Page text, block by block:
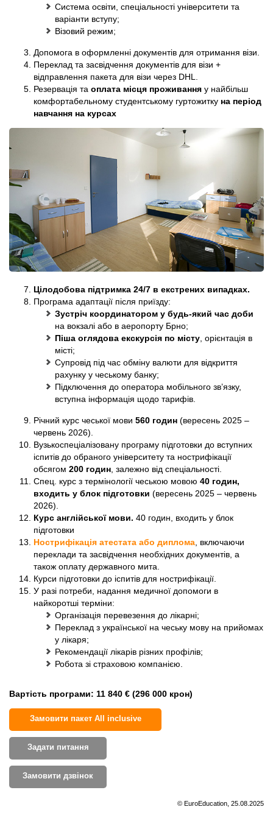
Система освіти, спеціальності університети та
варіанти вступу;
Візовий режим;
Допомога в оформленні документів для отримання візи.
Переклад та засвідчення документів для візи +
відправлення пакета для візи через DHL.
Резервація та оплата місця проживання у найбільш
комфортабельному студентському гуртожитку на період
навчання на курсах
Цілодобова підтримка 24/7 в екстрених випадках.
Програма адаптації після приїзду:
Зустріч координатором у будь-який час доби
на вокзалі або в аеропорту Брно;
Піша оглядова екскурсія по місту , орієнтація в
місті;
Супровід під час обміну валюти для відкриття
рахунку у чеському банку;
Підключення до оператора мобільного зв’язку,
вступна інформація щодо тарифів.
Річний курс чеської мови 560 годин (вересень 2025 –
червень 2026).
Вузькоспеціалізовану програму підготовки до вступних
іспитів до обраного університету та нострифікації
обсягом 200 годин , залежно від спеціальності.
Спец. курс з термінології чеською мовою 40 годин,
входить у блок підготовки (вересень 2025 – червень
2026).
Курс англійської мови. 40 годин, входить у блок
підготовки
Нострифікація атестата або диплома , включаючи
переклади та засвідчення необхідних документів, а
також оплату державного мита.
Курси підготовки до іспитів для нострифікації.
У разі потреби, надання медичної допомоги в
найкоротші терміни:
Організація перевезення до лікарні;
Переклад з української на чеську мову на прийомах
у лікаря;
Рекомендації лікарів різних профілів;
Робота зі страховою компанією.
Вартість програми: 11 840 € (296 000 крон)
Замовити пакет All inclusive
Задати питання
Замовити дзвінок
© EuroEducation, 25.08.2025